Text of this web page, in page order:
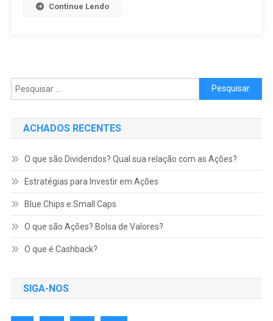
Continue Lendo
Pesquisar por:
ACHADOS RECENTES
O que são Dividendos? Qual sua relação com as Ações?
Estratégias para Investir em Ações
Blue Chips e Small Caps
O que são Ações? Bolsa de Valores?
O que é Cashback?
SIGA-NOS